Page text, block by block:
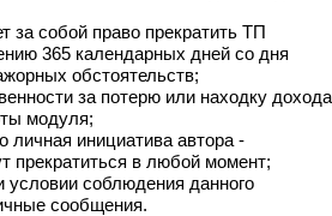
за собой право прекратить ТП
365 календарных дней со дня
обстоятельств;
за потерю или находку дохода
модуля;
инициатива автора -
прекратиться в любой момент;
соблюдения данного
сообщения.